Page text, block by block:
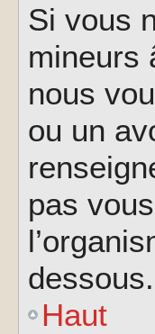
Si vous
mineurs
nous
ou un
pas
dessous.
Haut